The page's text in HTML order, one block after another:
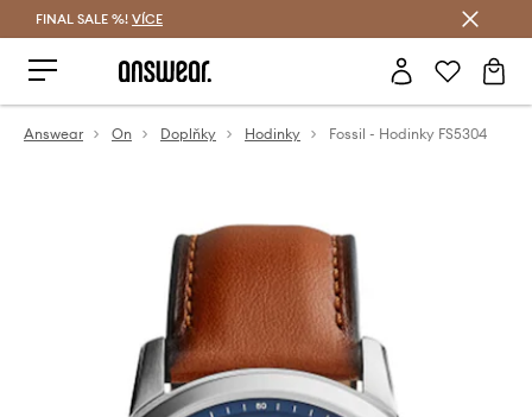
FINAL SALE %! VÍCE
Answear On Doplňky Hodinky Fossil - Hodinky FS5304